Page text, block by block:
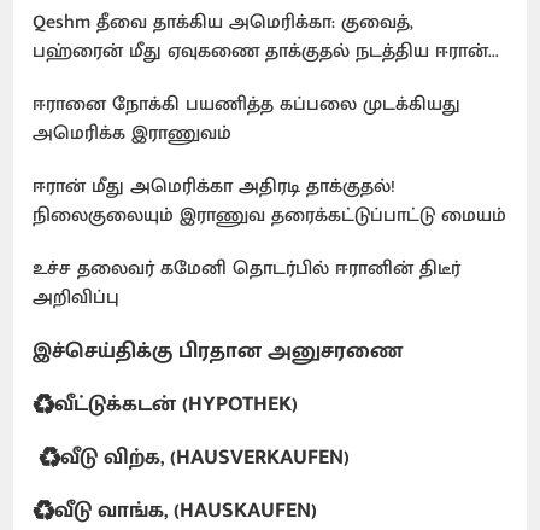
Qeshm தீவை தாக்கிய அமெரிக்கா: குவைத்,
பஹ்ரைன் மீது ஏவுகணை தாக்குதல் நடத்திய ஈரான்...
ஈரானை நோக்கி பயணித்த கப்பலை முடக்கியது
அமெரிக்க இராணுவம்
ஈரான் மீது அமெரிக்கா அதிரடி தாக்குதல்!
நிலைகுலையும் இராணுவ தரைக்கட்டுப்பாட்டு மையம்
உச்ச தலைவர் கமேனி தொடர்பில் ஈரானின் திடீர்
அறிவிப்பு
இச்செய்திக்கு பிரதான அனுசரணை
♻️வீட்டுக்கடன் (HYPOTHEK)
♻️வீடு விற்க, (HAUSVERKAUFEN)
♻️வீடு வாங்க, (HAUSKAUFEN)